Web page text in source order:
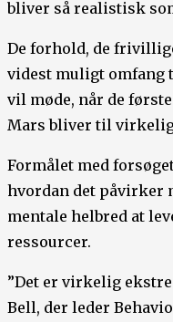
bliver så realistisk
De forhold, de
videst muligt omfang
vil møde, når de
Mars bliver til
Formålet med
hvordan det påvirker
mentale helbred at
ressourcer.
”Det er virkelig
Bell, der leder